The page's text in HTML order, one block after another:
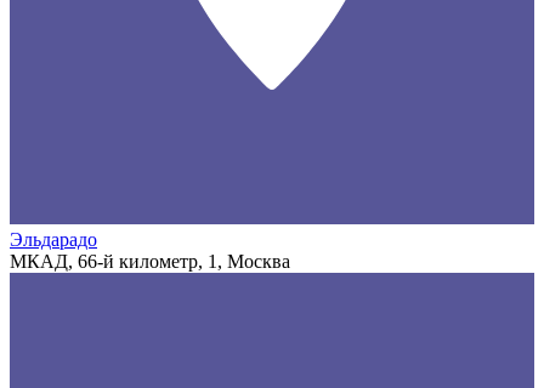
Эльдарадо
МКАД, 66-й километр, 1, Москва